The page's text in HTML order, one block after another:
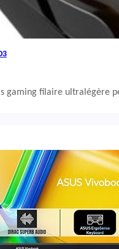
gaming filaire ultralégère